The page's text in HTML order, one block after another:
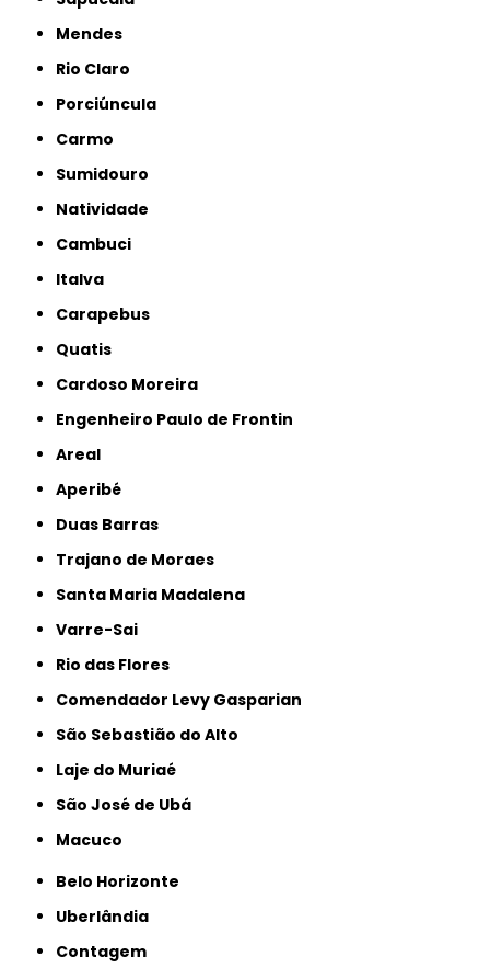
Mendes
Rio Claro
Porciúncula
Carmo
Sumidouro
Natividade
Cambuci
Italva
Carapebus
Quatis
Cardoso Moreira
Engenheiro Paulo de Frontin
Areal
Aperibé
Duas Barras
Trajano de Moraes
Santa Maria Madalena
Varre-Sai
Rio das Flores
Comendador Levy Gasparian
São Sebastião do Alto
Laje do Muriaé
São José de Ubá
Macuco
Belo Horizonte
Uberlândia
Contagem